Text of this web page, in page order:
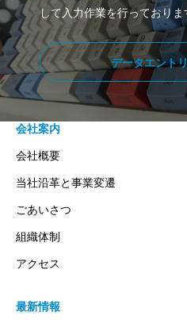
して入力作業を行っておりま
データエント
会社案内
会社概要
当社沿革と事業変遷
ごあいさつ
組織体制
アクセス
最新情報